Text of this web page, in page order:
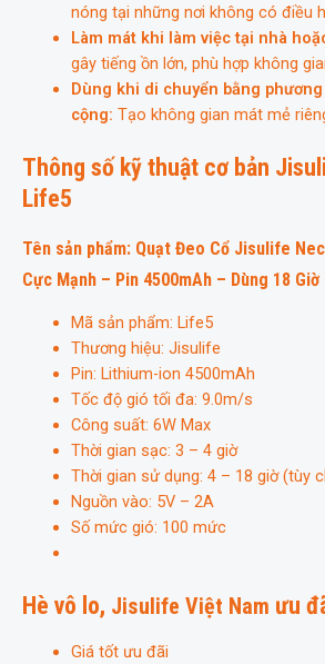
nóng tại những nơi không có điều
Làm mát khi làm việc tại nhà
gây tiếng ồn lớn, phù hợp không
Dùng khi di chuyển bằng
cộng: Tạo không gian mát mẻ
Thông số kỹ thuật cơ bản
Life5
Tên sản phẩm: Quạt Đeo Cổ Jisulife
Cực Mạnh – Pin 4500mAh – Dùng 18
Mã sản phẩm: Life5
Thương hiệu: Jisulife
Pin: Lithium-ion 4500mAh
Tốc độ gió tối đa: 9.0m/s
Công suất: 6W Max
Thời gian sạc: 3 – 4 giờ
Thời gian sử dụng: 4 – 18 giờ (tùy
Nguồn vào: 5V – 2A
Số mức gió: 100 mức
Hè vô lo, Jisulife Việt Nam ưu
Giá tốt ưu đãi